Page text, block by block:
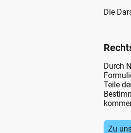
Die
Durch
Teile
Zu